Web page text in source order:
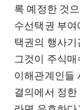
록 예정한 것
수선택권 부여
택권의 행사
그것이 주식
이해관계인들
결의에서 정한